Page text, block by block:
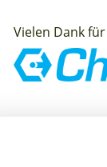
Vielen Dank